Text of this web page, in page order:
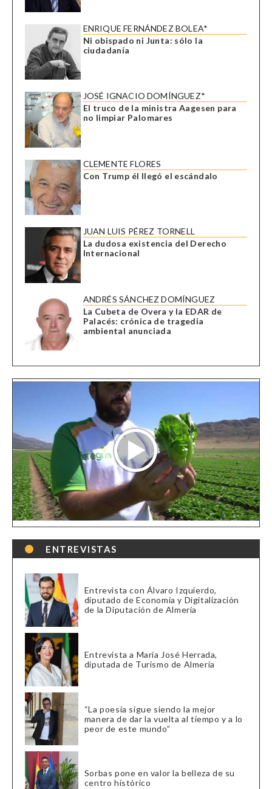
ENRIQUE FERNÁNDEZ BOLEA*
Ni obispado ni Junta: sólo la
ciudadanía
JOSÉ IGNACIO DOMÍNGUEZ*
El truco de la ministra Aagesen para
no limpiar Palomares
CLEMENTE FLORES
Con Trump él llegó el escándalo
JUAN LUIS PÉREZ TORNELL
La dudosa existencia del Derecho
Internacional
ANDRÉS SÁNCHEZ DOMÍNGUEZ
La Cubeta de Overa y la EDAR de
Palacés: crónica de tragedia
ambiental anunciada
ENTREVISTAS
Entrevista con Álvaro Izquierdo,
diputado de Economía y Digitalización
de la Diputación de Almería
Entrevista a María José Herrada,
diputada de Turismo de Almería
“La poesía sigue siendo la mejor
manera de dar la vuelta al tiempo y a lo
peor de este mundo”
Sorbas pone en valor la belleza de su
centro histórico